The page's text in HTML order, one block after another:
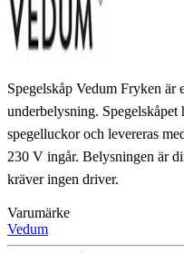
Spegelskåp Vedum Fryken är
underbelysning.
spegelluckor och levereras
230 V ingår. Belysningen är
kräver ingen driver.
Varumärke
Vedum